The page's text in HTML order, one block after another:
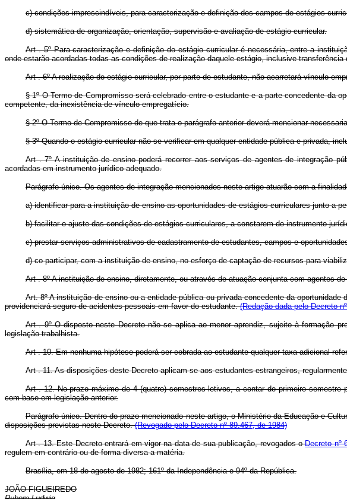
c) condições imprescindíveis, para caracterização e definição dos campos de estágios
d) sistemática de organização, orientação, supervisão e avaliação de estágio curricular.
Art . 5º Para caracterização e definição do estágio curricular é necessária, entre a
onde estarão acordadas todas as condições de realização daquele estágio, inclusive
Art . 6º A realização do estágio curricular, por parte de estudante, não acarretará vínculo
§ 1º O Termo de Compromisso será celebrado entre o estudante e a parte concedente da
competente, da inexistência de vínculo empregatício.
§ 2º O Termo de Compromisso de que trata o parágrafo anterior deverá mencionar
§ 3º Quando o estágio curricular não se verificar em qualquer entidade pública e privada,
Art . 7º A instituição de ensino poderá recorrer aos serviços de agentes de integração
acordadas em instrumento jurídico adequado.
Parágrafo único. Os agentes de integração mencionados neste artigo atuarão com a
a) identificar para a instituição de ensino as oportunidades de estágios curriculares junto a
b) facilitar o ajuste das condições de estágios curriculares, a constarem do instrumento
c) prestar serviços administrativos de cadastramento de estudantes, campos e
d) co-participar, com a instituição de ensino, no esforço de captação de recursos para
Art . 8º A instituição de ensino, diretamente, ou através de atuação conjunta com agentes
Art. 8º A instituição de ensino ou a entidade pública ou privada concedente da
providenciará seguro de acidentes pessoais em favor do estudante.(Redação dada pelo Decreto
Art . 9º O disposto neste Decreto não se aplica ao menor aprendiz, sujeito à formação
legislação trabalhista.
Art . 10. Em nenhuma hipótese poderá ser cobrada ao estudante qualquer taxa adicional
Art . 11. As disposições deste Decreto aplicam-se aos estudantes estrangeiros,
Art . 12. No prazo máximo de 4 (quatro) semestres letivos, a contar do primeiro
com base em legislação anterior.
Parágrafo único. Dentro do prazo mencionado neste artigo, o Ministério da Educação e
disposições previstas neste Decreto.(Revogado pelo Decreto nº 89.467, de 1984)
Art . 13. Este Decreto entrará em vigor na data de sua publicação, revogados oDecreto nº
regulem em contrário ou de forma diversa a matéria.
Brasília, em 18 de agosto de 1982; 161º da Independência e 94º da República.
JOÃO FIGUEIREDO